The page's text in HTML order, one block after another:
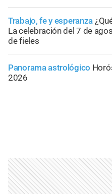
Trabajo, fe y esperanza
La celebración del 7 de
de fieles
Panorama astrológico
2026